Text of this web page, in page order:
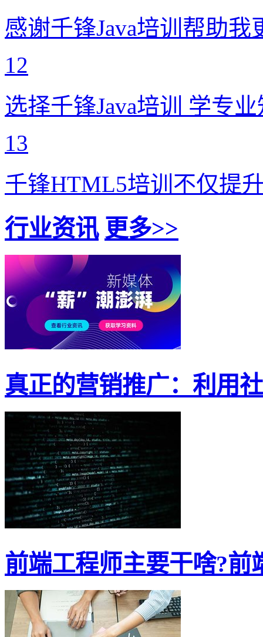
感谢千锋Java培训帮助我
12
选择千锋Java培训 学专
13
千锋HTML5培训不仅提
行业资讯 更多>>
真正的营销推广：利用
前端工程师主要干啥?前